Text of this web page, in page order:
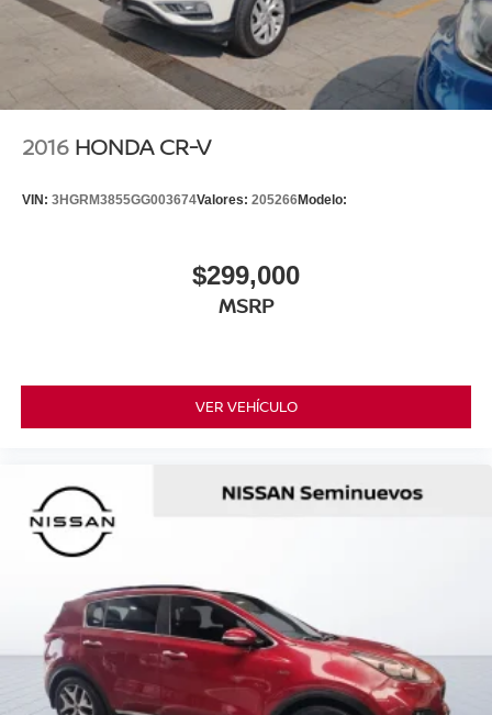
2016 HONDA CR-V
VIN: 3HGRM3855GG003674Valores: 205266Modelo:
$299,000
MSRP
VER VEHÍCULO